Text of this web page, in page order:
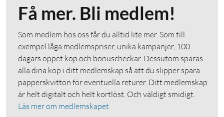
Få mer. Bli medlem!
Som medlem hos oss får du alltid lite mer. Som till
exempel låga medlemspriser, unika kampanjer, 100
dagars öppet köp och bonuscheckar. Dessutom sparas
alla dina köp i ditt medlemskap så att du slipper spara
papperskvitton för eventuella returer. Ditt medlemskap
är helt digitalt och helt kortlöst. Och väldigt smidigt.
Läs mer om medlemskapet